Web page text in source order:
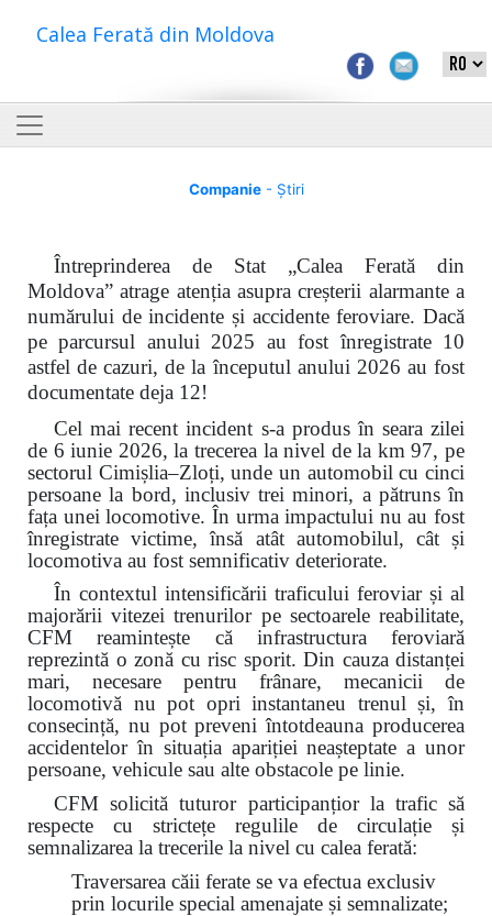
Calea Ferată din Moldova
Companie- Știri
Întreprinderea de Stat „Calea Ferată din
Moldova” atrage atenția asupra creșterii alarmante a
numărului de incidente și accidente feroviare. Dacă
pe parcursul anului 2025 au fost înregistrate 10
astfel de cazuri, de la începutul anului 2026 au fost
documentate deja 12!
Cel mai recent incident s-a produs în seara zilei
de 6 iunie 2026, la trecerea la nivel de la km 97, pe
sectorul Cimișlia–Zloți, unde un automobil cu cinci
persoane la bord, inclusiv trei minori, a pătruns în
fața unei locomotive. În urma impactului nu au fost
înregistrate victime, însă atât automobilul, cât și
locomotiva au fost semnificativ deteriorate.
În contextul intensificării traficului feroviar și al
majorării vitezei trenurilor pe sectoarele reabilitate,
CFM reamintește că infrastructura feroviară
reprezintă o zonă cu risc sporit. Din cauza distanței
mari, necesare pentru frânare, mecanicii de
locomotivă nu pot opri instantaneu trenul și, în
consecință, nu pot preveni întotdeauna producerea
accidentelor în situația apariției neașteptate a unor
persoane, vehicule sau alte obstacole pe linie.
CFM solicită tuturor participanțior la trafic să
respecte cu strictețe regulile de circulație și
semnalizarea la trecerile la nivel cu calea ferată:
Traversarea căii ferate se va efectua exclusiv
prin locurile special amenajate și semnalizate;